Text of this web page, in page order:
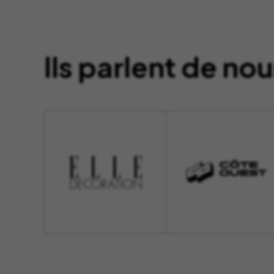
Ils parlent de